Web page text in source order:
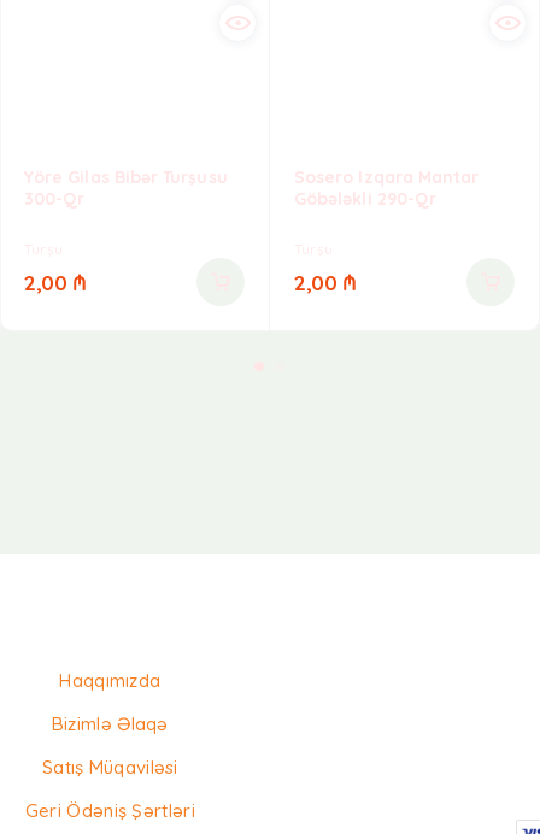
Yöre Gilas Bibər Turşusu
300-Qr
Turşu
2,00 ₼
Sosero Izqara Mantar
Göbələkli 290-Qr
Turşu
2,00 ₼
Haqqımızda
Bizimlə Əlaqə
Satış Müqaviləsi
Geri Ödəniş Şərtləri